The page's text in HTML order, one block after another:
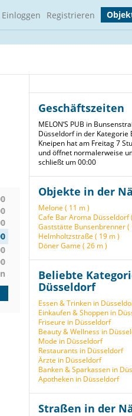
Einloggen Registrieren
Geschäftszeiten
MELON‘S PUB in
Düsseldorf in der Kategorie
Kneipen hat am Freitag 7
und öffnet normalerweise
schließt um 00:00
Objekte in der
Melone ( 11 m )
Cafe Bar Aroma Düsseldorf
Gaststätte Bunsenbrenner (
Helmholtzstraße ( 19 m )
Döner Game ( 26 m )
Beliebte
Düsseldorf
Essen & Trinken in
Einkaufen & Shoppen in
Friseure in Düsseldorf
Beauty & Wellness in
Mode in Düsseldorf
Restaurants in Düsseldorf
Ärzte in Düsseldorf
Banken & Sparkassen in
Apotheken in Düsseldorf
Straßen in der